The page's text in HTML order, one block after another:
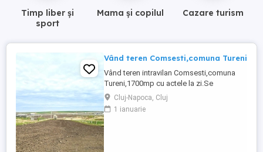
Timp liber și
sport
Mama și copilul Cazare turism
Vând teren Comsesti,comuna Tureni
Vând teren intravilan Comsesti,comuna
Tureni,1700mp cu actele la zi.Se
parceleaza la cerere
Cluj-Napoca, Cluj
1 ianuarie